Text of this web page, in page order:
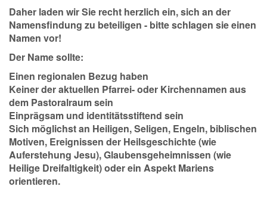
Daher laden wir Sie recht herzlich ein, sich an der
Namensfindung zu beteiligen - bitte schlagen sie einen
Namen vor!
Der Name sollte:
Einen regionalen Bezug haben
Keiner der aktuellen Pfarrei- oder Kirchennamen aus
dem Pastoralraum sein
Einprägsam und identitätsstiftend sein
Sich möglichst an Heiligen, Seligen, Engeln, biblischen
Motiven, Ereignissen der Heilsgeschichte (wie
Auferstehung Jesu), Glaubensgeheimnissen (wie
Heilige Dreifaltigkeit) oder ein Aspekt Mariens
orientieren.